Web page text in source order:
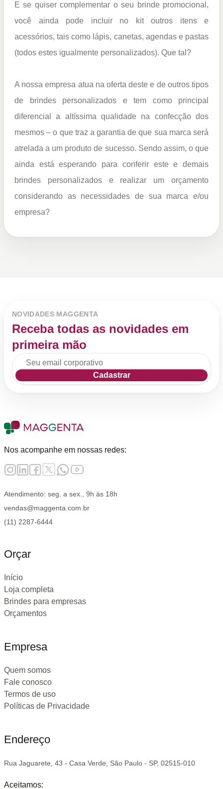
E se quiser complementar o seu brinde promocional,
você ainda pode incluir no kit outros itens e
acessórios, tais como lápis, canetas, agendas e pastas
(todos estes igualmente personalizados). Que tal?
A nossa empresa atua na oferta deste e de outros tipos
de brindes personalizados e tem como principal
diferencial a altíssima qualidade na confecção dos
mesmos – o que traz a garantia de que sua marca será
atrelada a um produto de sucesso. Sendo assim, o que
ainda está esperando para conferir este e demais
brindes personalizados e realizar um orçamento
considerando as necessidades de sua marca e/ou
empresa?
NOVIDADES MAGGENTA
Receba todas as novidades em
primeira mão
Cadastrar
Nos acompanhe em nossas redes:
Atendimento: seg. a sex., 9h às 18h
vendas@maggenta.com.br
(11) 2287-6444
Orçar
Início
Loja completa
Brindes para empresas
Orçamentos
Empresa
Quem somos
Fale conosco
Termos de uso
Políticas de Privacidade
Endereço
Rua Jaguarete, 43 - Casa Verde, São Paulo - SP, 02515-010
Aceitamos: